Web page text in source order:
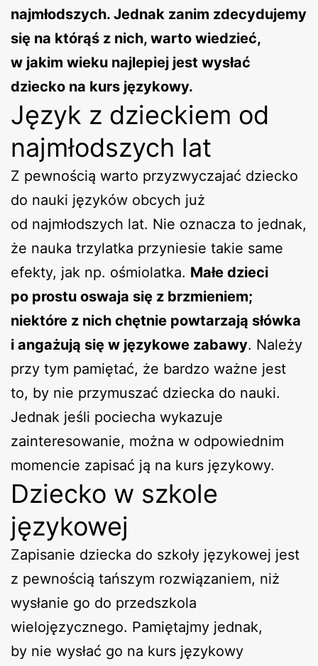
najmłodszych. Jednak zanim zdecydujemy
się na którąś z nich, warto wiedzieć,
w jakim wieku najlepiej jest wysłać
dziecko na kurs językowy.
Język z dzieckiem od
najmłodszych lat
Z pewnością warto przyzwyczajać dziecko
do nauki języków obcych już
od najmłodszych lat. Nie oznacza to jednak,
że nauka trzylatka przyniesie takie same
efekty, jak np. ośmiolatka. Małe dzieci
po prostu oswaja się z brzmieniem;
niektóre z nich chętnie powtarzają słówka
i angażują się w językowe zabawy. Należy
przy tym pamiętać, że bardzo ważne jest
to, by nie przymuszać dziecka do nauki.
Jednak jeśli pociecha wykazuje
zainteresowanie, można w odpowiednim
momencie zapisać ją na kurs językowy.
Dziecko w szkole
językowej
Zapisanie dziecka do szkoły językowej jest
z pewnością tańszym rozwiązaniem, niż
wysłanie go do przedszkola
wielojęzycznego. Pamiętajmy jednak,
by nie wysłać go na kurs językowy